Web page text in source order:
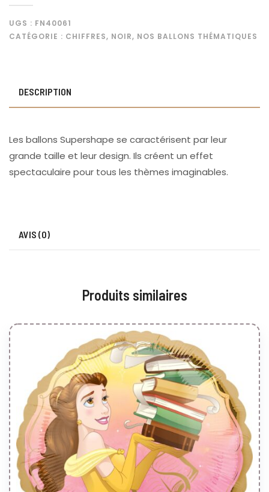
UGS : FN40061
CATÉGORIE : CHIFFRES, NOIR, NOS BALLONS THÉMATIQUES
DESCRIPTION
Les ballons Supershape se caractérisent par leur
grande taille et leur design. Ils créent un effet
spectaculaire pour tous les thèmes imaginables.
AVIS (0)
Produits similaires